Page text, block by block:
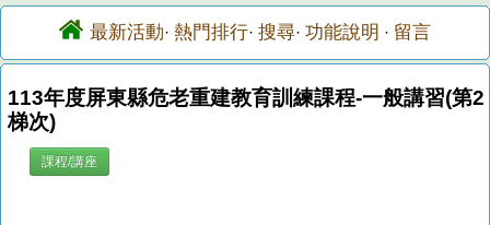
最新活動· 熱門排行· 搜尋· 功能說明 · 留言
113年度屏東縣危老重建教育訓練課程-一般講習(第2
梯次)
課程/講座